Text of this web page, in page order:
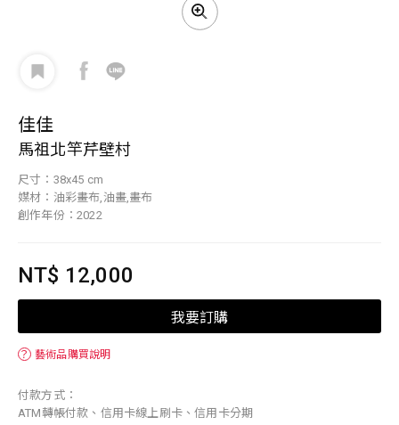
佳佳
馬祖北竿芹壁村
尺寸：38x45 cm
媒材：油彩畫布,油畫,畫布
創作年份：2022
NT$ 12,000
我要訂購
？ 藝術品購買說明
付款方式：
ATM轉帳付款、信用卡線上刷卡、信用卡分期